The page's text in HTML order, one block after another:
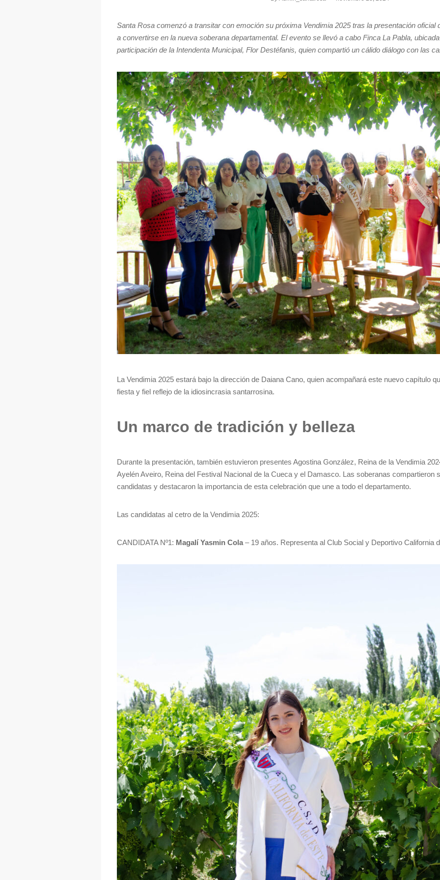
Santa Rosa comenzó a transitar con emoción su próxima Vendimia 2025 tras la presentación oficial
a convertirse en la nueva soberana departamental. El evento se llevó a cabo Finca La Pabla,
participación de la Intendenta Municipal, Flor Destéfanis, quien compartió un cálido diálogo con las
La Vendimia 2025 estará bajo la dirección de Daiana Cano, quien acompañará este nuevo capítulo
fiesta y fiel reflejo de la idiosincrasia santarrosina.
Un marco de tradición y belleza
Durante la presentación, también estuvieron presentes Agostina González, Reina de la Vendimia
Ayelén Aveiro, Reina del Festival Nacional de la Cueca y el Damasco. Las soberanas compartieron
candidatas y destacaron la importancia de esta celebración que une a todo el departamento.
Las candidatas al cetro de la Vendimia 2025:
CANDIDATA Nº1: Magalí Yasmin Cola – 19 años. Representa al Club Social y Deportivo California